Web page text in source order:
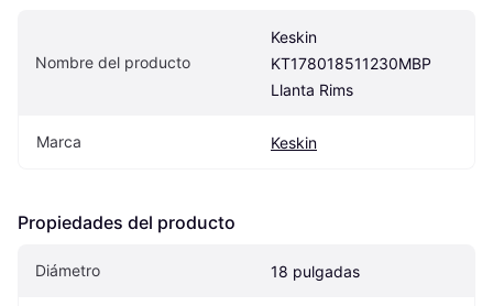
Nombre del producto
Keskin
KT178018511230MBP
Llanta Rims
Marca Keskin
Propiedades del producto
Diámetro 18 pulgadas